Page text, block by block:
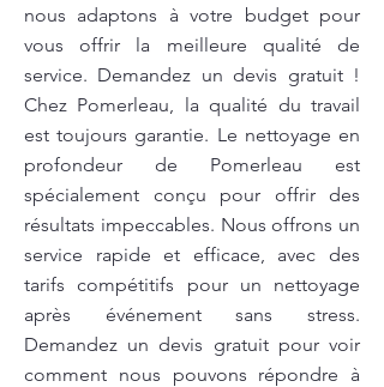
nous adaptons à votre budget pour
vous offrir la meilleure qualité de
service. Demandez un devis gratuit !
Chez Pomerleau, la qualité du travail
est toujours garantie. Le nettoyage en
profondeur de Pomerleau est
spécialement conçu pour offrir des
résultats impeccables. Nous offrons un
service rapide et efficace, avec des
tarifs compétitifs pour un nettoyage
après événement sans stress.
Demandez un devis gratuit pour voir
comment nous pouvons répondre à